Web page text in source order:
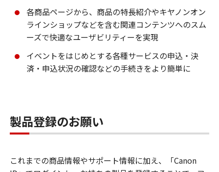
各商品ページから、商品の特長紹介やキヤノンオン
ラインショップなどを含む関連コンテンツへのスム
ーズで快適なユーザビリティーを実現
イベントをはじめとする各種サービスの申込・決
済・申込状況の確認などの手続きをより簡単に
製品登録のお願い
これまでの商品情報やサポート情報に加え、「Canon